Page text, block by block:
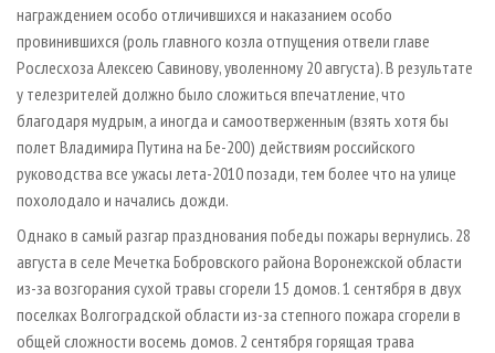
награждением особо отличившихся и наказанием особо
провинившихся (роль главного козла отпущения отвели главе
Рослесхоза Алексею Савинову, уволенному 20 августа). В результате
у телезрителей должно было сложиться впечатление, что
благодаря мудрым, а иногда и самоотверженным (взять хотя бы
полет Владимира Путина на Бе-200) действиям российского
руководства все ужасы лета-2010 позади, тем более что на улице
похолодало и начались дожди.
Однако в самый разгар празднования победы пожары вернулись. 28
августа в селе Мечетка Бобровского района Воронежской области
из-за возгорания сухой травы сгорели 15 домов. 1 сентября в двух
поселках Волгоградской области из-за степного пожара сгорели в
общей сложности восемь домов. 2 сентября горящая трава